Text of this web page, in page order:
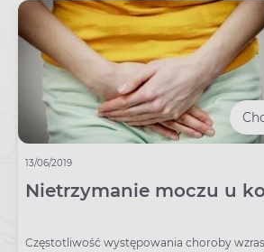
13/06/2019
Nietrzymanie moczu u
Częstotliwość występowania choroby